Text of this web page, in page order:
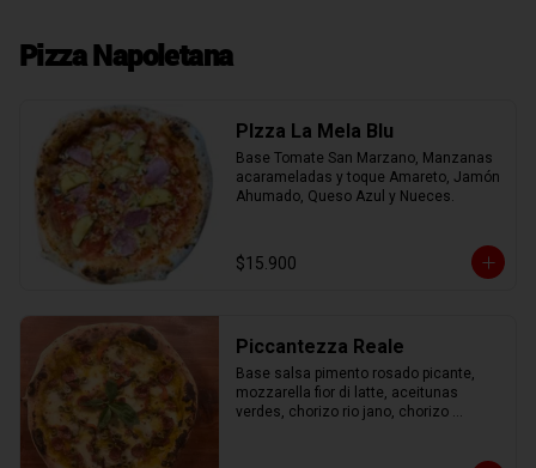
Pizza Napoletana
PIzza La Mela Blu
Base Tomate San Marzano, Manzanas
acarameladas y toque Amareto, Jamón
Ahumado, Queso Azul y Nueces.
$15.900
Piccantezza Reale
Base salsa pimento rosado picante,
mozzarella fior di latte, aceitunas
verdes, chorizo rio jano, chorizo